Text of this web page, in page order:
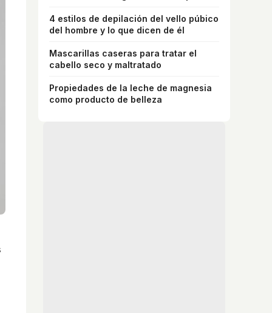
4 estilos de depilación del vello púbico
del hombre y lo que dicen de él
Mascarillas caseras para tratar el
cabello seco y maltratado
Propiedades de la leche de magnesia
como producto de belleza